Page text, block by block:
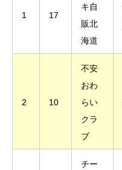
1 17
キ自
販北
海道
2 10
不安
おわ
らい
クラ
ブ
チー